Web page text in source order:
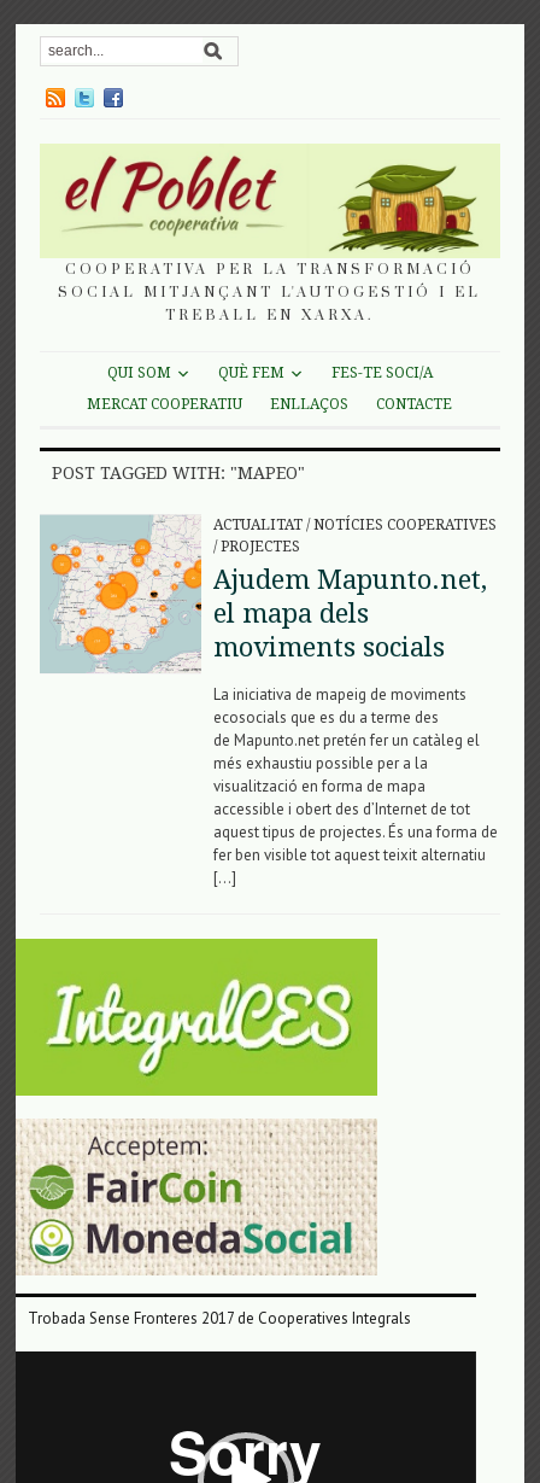
COOPERATIVA PER LA TRANSFORMACIÓ
SOCIAL MITJANÇANT L'AUTOGESTIÓ I EL
TREBALL EN XARXA.
QUI SOM QUÈ FEM
FES-TE SOCI/A
MERCAT COOPERATIU
ENLLAÇOS CONTACTE
POST TAGGED WITH: "MAPEO"
ACTUALITAT/NOTÍCIES COOPERATIVES
/PROJECTES
Ajudem Mapunto.net,
el mapa dels
moviments socials
La iniciativa de mapeig de moviments
ecosocials que es du a terme des
de Mapunto.net pretén fer un catàleg el
més exhaustiu possible per a la
visualització en forma de mapa
accessible i obert des d’Internet de tot
aquest tipus de projectes. És una forma de
fer ben visible tot aquest teixit alternatiu
[…]
Trobada Sense Fronteres 2017 de Cooperatives Integrals